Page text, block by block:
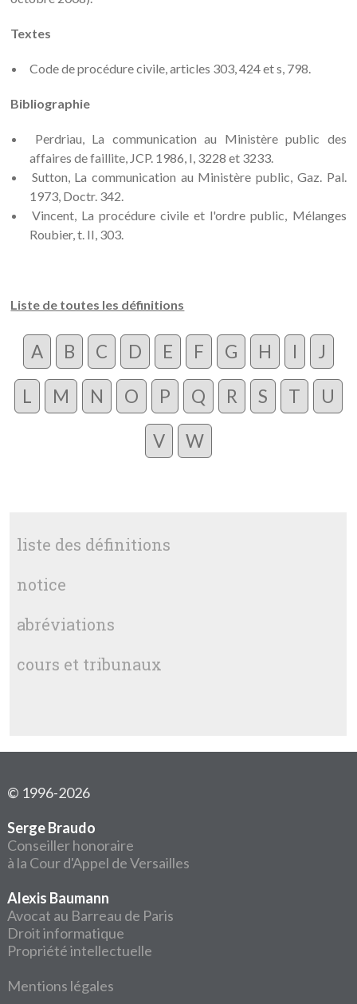
Textes
Code de procédure civile, articles 303, 424 et s, 798.
Bibliographie
Perdriau, La communication au Ministère public des
affaires de faillite, JCP. 1986, I, 3228 et 3233.
Sutton, La communication au Ministère public, Gaz. Pal.
1973, Doctr. 342.
Vincent, La procédure civile et l'ordre public, Mélanges
Roubier, t. II, 303.
Liste de toutes les définitions
A B C D E F G H I J
L M N O P Q R S T U
V W
liste des définitions
notice
abréviations
cours et tribunaux
© 1996-2026
Serge Braudo
Conseiller honoraire
à la Cour d'Appel de Versailles
Alexis Baumann
Avocat au Barreau de Paris
Droit informatique
Propriété intellectuelle
Mentions légales